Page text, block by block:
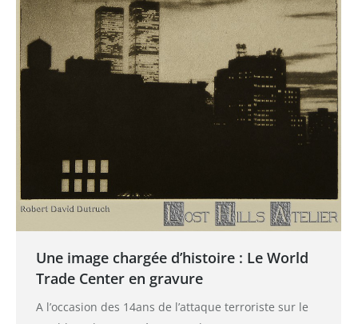
Une image chargée d’histoire : Le World
Trade Center en gravure
A l’occasion des 14ans de l’attaque terroriste sur le